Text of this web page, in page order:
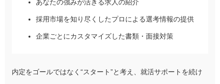
あなたの強みが活きる求人の紹介
採用市場を知り尽くしたプロによる選考情報の提供
企業ごとにカスタマイズした書類・面接対策
内定をゴールではなく“スタート”と考え、就活サポートを続け